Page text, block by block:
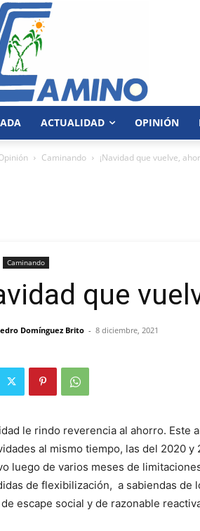
ACTUALIDAD OPINIÓN
Caminando ¡Navidad que vuelve,
Caminando
que
Domínguez Brito - 8 diciembre, 2021
le rindo reverencia al ahorro. Este
al mismo tiempo, las del 2020
luego de varios meses de
de flexibilización, a sabiendas de
escape social y de razonable